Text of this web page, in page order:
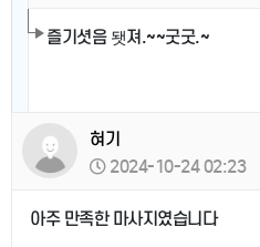
즐기셧음 됏져.~~굿굿.~
혀기
2024-10-24 02:23
아주 만족한 마사지였습니다